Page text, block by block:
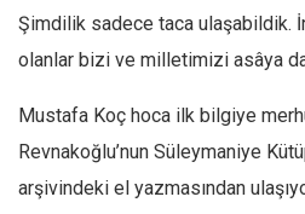
Şimdilik sadece taca ulaşabildik.
olanlar bizi ve milletimizi asâya
Mustafa Koç hoca ilk bilgiye
Revnakoğlu’nun Süleymaniye
arşivindeki el yazmasından